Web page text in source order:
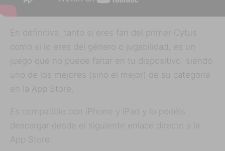
En definitiva, tanto si eres fan del primer Cytus
como si lo eres del género o jugabilidad, es un
juego que no puede faltar en tu dispositivo, siendo
uno de los mejores (sino el mejor) de su categoría
en la App Store.
Es compatible con iPhone y iPad y lo podéis
descargar desde el siguiente enlace directo a la
App Store: